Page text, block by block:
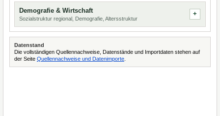
Demografie & Wirtschaft
Sozialstruktur regional, Demografie, Altersstruktur
Datenstand
Die vollständigen Quellennachweise, Datenstände und Importdaten stehen auf
der Seite Quellennachweise und Datenimporte